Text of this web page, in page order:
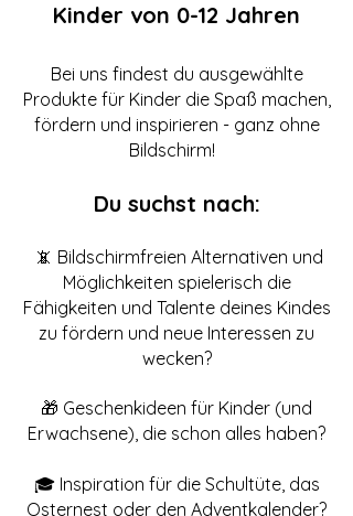
Kinder von 0-12 Jahren
Bei uns findest du ausgewählte
Produkte für Kinder die Spaß machen,
fördern und inspirieren - ganz ohne
Bildschirm!
Du suchst nach:
📵 Bildschirmfreien Alternativen und
Möglichkeiten spielerisch die
Fähigkeiten und Talente deines Kindes
zu fördern und neue Interessen zu
wecken?
🎁 Geschenkideen für Kinder (und
Erwachsene), die schon alles haben?
🎓 Inspiration für die Schultüte, das
Osternest oder den Adventkalender?